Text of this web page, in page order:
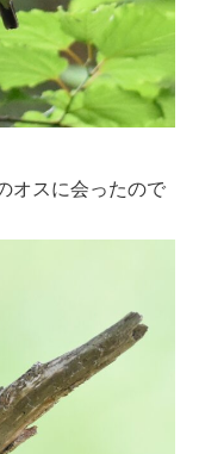
オスに会ったので